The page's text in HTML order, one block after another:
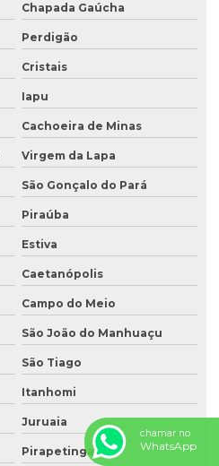
Chapada Gaúcha
Perdigão
Cristais
Iapu
Cachoeira de Minas
Virgem da Lapa
São Gonçalo do Pará
Piraúba
Estiva
Caetanópolis
Campo do Meio
São João do Manhuaçu
São Tiago
Itanhomi
Juruaia
Pirapetinga
chamar no
WhatsApp